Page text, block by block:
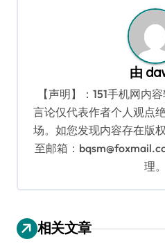
由
【声明】：151手机网内
言论仅代表作者个人观点
场。如您发现内容存在版
至邮箱：
理。
相关文章